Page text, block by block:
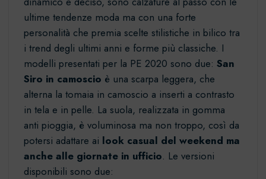
ultime tendenze moda ma con una forte
personalità che premia scelte stilistiche in bilico tra
i trend degli ultimi anni e forme più classiche. I
modelli presentati per la PE 2020 sono due:San
Siro in camoscio è una scarpa leggera, che
alterna la tomaia in camoscio a inserti a contrasto
in tela e in pelle. La suola, realizzata in gomma
anti pioggia, è voluminosa ma non troppo, così da
potersi adattare ai look casual del weekend ma
anche alle giornate in ufficio. Le versioni
disponibili sono due: